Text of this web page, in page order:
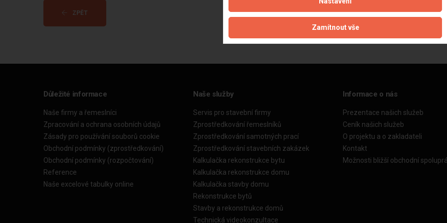
ZPĚT Aktualizováno z portálu ARES dne 01.12.2025 12:30:02
Důležité informace
Naše firmy a řemeslníci
Zpracování a ochrana osobních údajů
Zásady pro používání souborů cookie
Obchodní podmínky (zprostředkování)
Obchodní podmínky (rozpočtování)
Reference
Naše excelové tabulky online
Naše služby
Servis pro stavební firmy
Zprostředkování řemeslníků
Zprostředkování samotných prací
Zprostředkování stavebních zakázek
Kalkulačka rekonstrukce bytu
Kalkulačka rekonstrukce domu
Kalkulačka stavby domu
Rekonstrukce bytů
Stavby a rekonstrukce domů
Technická videokonzultace
Informace o nás
Prezentace našich služeb
Ceník našich služeb
O projektu a o zakladateli
Kontakt
Možnosti bližší obchodní
Zamítnout vše